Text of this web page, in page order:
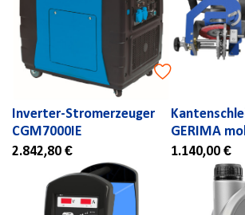
Inverter-Stromerzeuger
CGM7000IE
2.842,80 €
GERIMA
1.140,00 €